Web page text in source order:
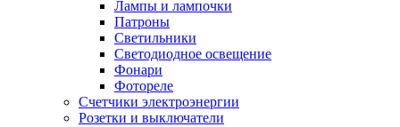
Лампы и лампочки
Патроны
Светильники
Светодиодное освещение
Фонари
Фотореле
Счетчики электроэнергии
Розетки и выключатели